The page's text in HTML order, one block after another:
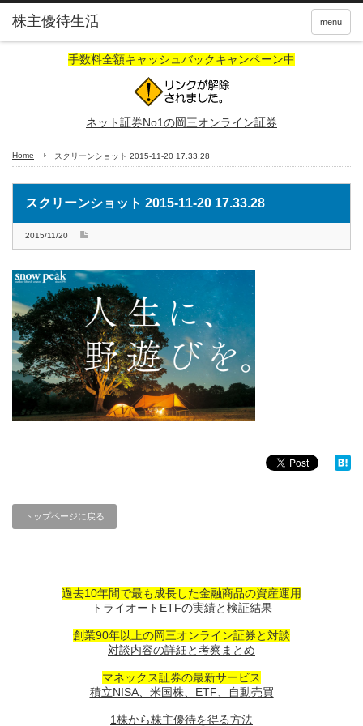
株主優待生活 menu
手数料全額キャッシュバックキャンペーン中
ネット証券No1の岡三オンライン証券
Home スクリーンショット 2015-11-20 17.33.28
スクリーンショット 2015-11-20 17.33.28
2015/11/20
トップページに戻る
過去10年間で最も成長した金融商品の資産運用
トライオートETFの実績と検証結果
創業90年以上の岡三オンライン証券と対談
対談内容の詳細と考察まとめ
マネックス証券の最新サービス
積立NISA、米国株、ETF、自動売買
1株から株主優待を得る方法